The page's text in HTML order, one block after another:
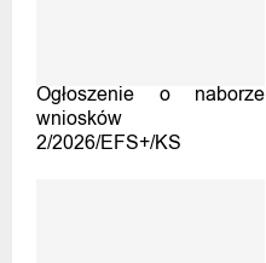
Ogłoszenie o naborze
wniosków
2/2026/EFS+/KS